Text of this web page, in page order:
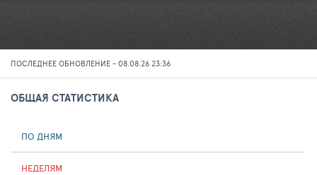
ПОСЛЕДНЕЕ ОБНОВЛЕНИЕ - 08.08.26 23:36
ОБЩАЯ СТАТИСТИКА
ПО ДНЯМ
НЕДЕЛЯМ